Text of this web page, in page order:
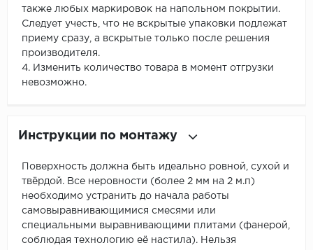
также любых маркировок на напольном покрытии.
Следует учесть, что не вскрытые упаковки подлежат
приему сразу, а вскрытые только после решения
производителя.
4. Изменить количество товара в момент отгрузки
невозможно.
Инструкции по монтажу
Поверхность должна быть идеально ровной, сухой и
твёрдой. Все неровности (более 2 мм на 2 м.п)
необходимо устранить до начала работы
самовыравнивающимися смесями или
специальными выравнивающими плитами (фанерой,
соблюдая технологию её настила). Нельзя